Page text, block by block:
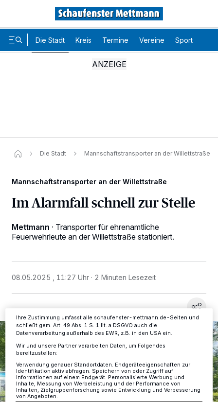
Die Stadt Kreis Termine Vereine Sport
Die Stadt Mannschaftstransporter an der Willettstraße
Mannschaftstransporter an der Willettstraße
Im Alarmfall schnell zur Stelle
Mettmann · Transporter für ehrenamtliche
Feuerwehrleute an der Willettstraße stationiert.
08.05.2025 , 11:27 Uhr 2 Minuten Lesezeit
personenbezogene Daten wie Browserdaten oder eindeutige
Kennungen auf Ihrem Gerät zu. Durch Auswahl von OK aktivieren Sie
dieses Menü jederzeit wieder aufrufen, um Ihre Einstellungen zu
ändern oder Ihre Einwilligung zu widerrufen, indem Sie auf den Link
Ihre Zustimmung umfasst alle schaufenster-mettmann.de-Seiten und
schließt gem. Art. 49 Abs. 1 S. 1 lit. a DSGVO auch die
Datenverarbeitung außerhalb des EWR, z.B. in den USA ein.
Wir und unsere Partner verarbeiten Daten, um Folgendes
bereitzustellen:
Verwendung genauer Standortdaten. Endgeräteeigenschaften zur
Identifikation aktiv abfragen. Speichern von oder Zugriff auf
Informationen auf einem Endgerät. Personalisierte Werbung und
Inhalte, Messung von Werbeleistung und der Performance von
Inhalten, Zielgruppenforschung sowie Entwicklung und Verbesserung
von Angeboten.